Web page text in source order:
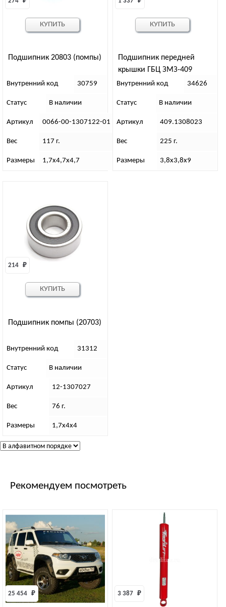
Подшипник 20803 (помпы)
Внутренний код 30759
Статус В наличии
Артикул 0066-00-1307122-01
Вес 117 г.
Размеры 1,7х4,7х4,7
КУПИТЬ
Подшипник передней
крышки ГБЦ ЗМЗ-409
Внутренний код 34626
Статус В наличии
Артикул 409.1308023
Вес 225 г.
Размеры 3,8х3,8х9
КУПИТЬ
Подшипник помпы (20703)
214 ₽
Внутренний код 31312
Статус В наличии
Артикул 12-1307027
Вес 76 г.
Размеры 1,7х4х4
КУПИТЬ
Рекомендуем посмотреть
25 454 ₽ 3 387 ₽